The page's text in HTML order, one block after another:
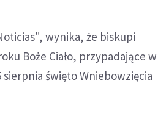
wynika, że biskupi
Boże Ciało, przypadające w
święto Wniebowzięcia